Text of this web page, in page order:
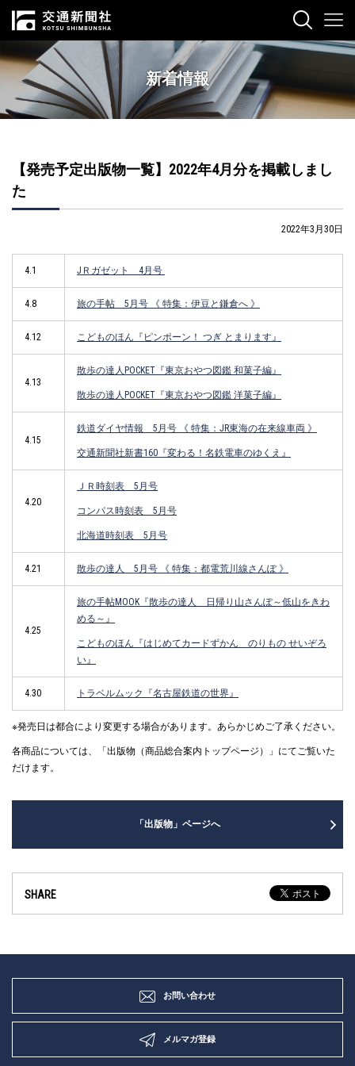
新着情報
【発売予定出版物一覧】2022年4月分を掲載しまし
た
2022年3月30日
4.1 JＲガゼット 4月号
4.8 旅の手帖 5月号 《 特集：伊豆と鎌倉へ 》
4.12 こどものほん『ピンポーン！ つぎ とまります』
4.13
散歩の達人POCKET『東京おやつ図鑑 和菓子編』
散歩の達人POCKET『東京おやつ図鑑 洋菓子編』
4.15
鉄道ダイヤ情報 5月号 《 特集：JR東海の在来線車両 》
交通新聞社新書160『変わる！名鉄電車のゆくえ』
4.20
ＪＲ時刻表 5月号
コンパス時刻表 5月号
北海道時刻表 5月号
4.21 散歩の達人 5月号 《 特集：都電荒川線さんぽ 》
4.25
旅の手帖MOOK『散歩の達人 日帰り山さんぽ～低山をきわ
める～』
こどものほん『はじめてカードずかん のりもの せいぞろ
い』
4.30 トラベルムック『名古屋鉄道の世界』
※発売日は都合により変更する場合があります。あらかじめご了承ください。
各商品については、「出版物（商品総合案内トップページ）」にてご覧いた
だけます。
「出版物」ページへ
SHARE
お問い合わせ
メルマガ登録